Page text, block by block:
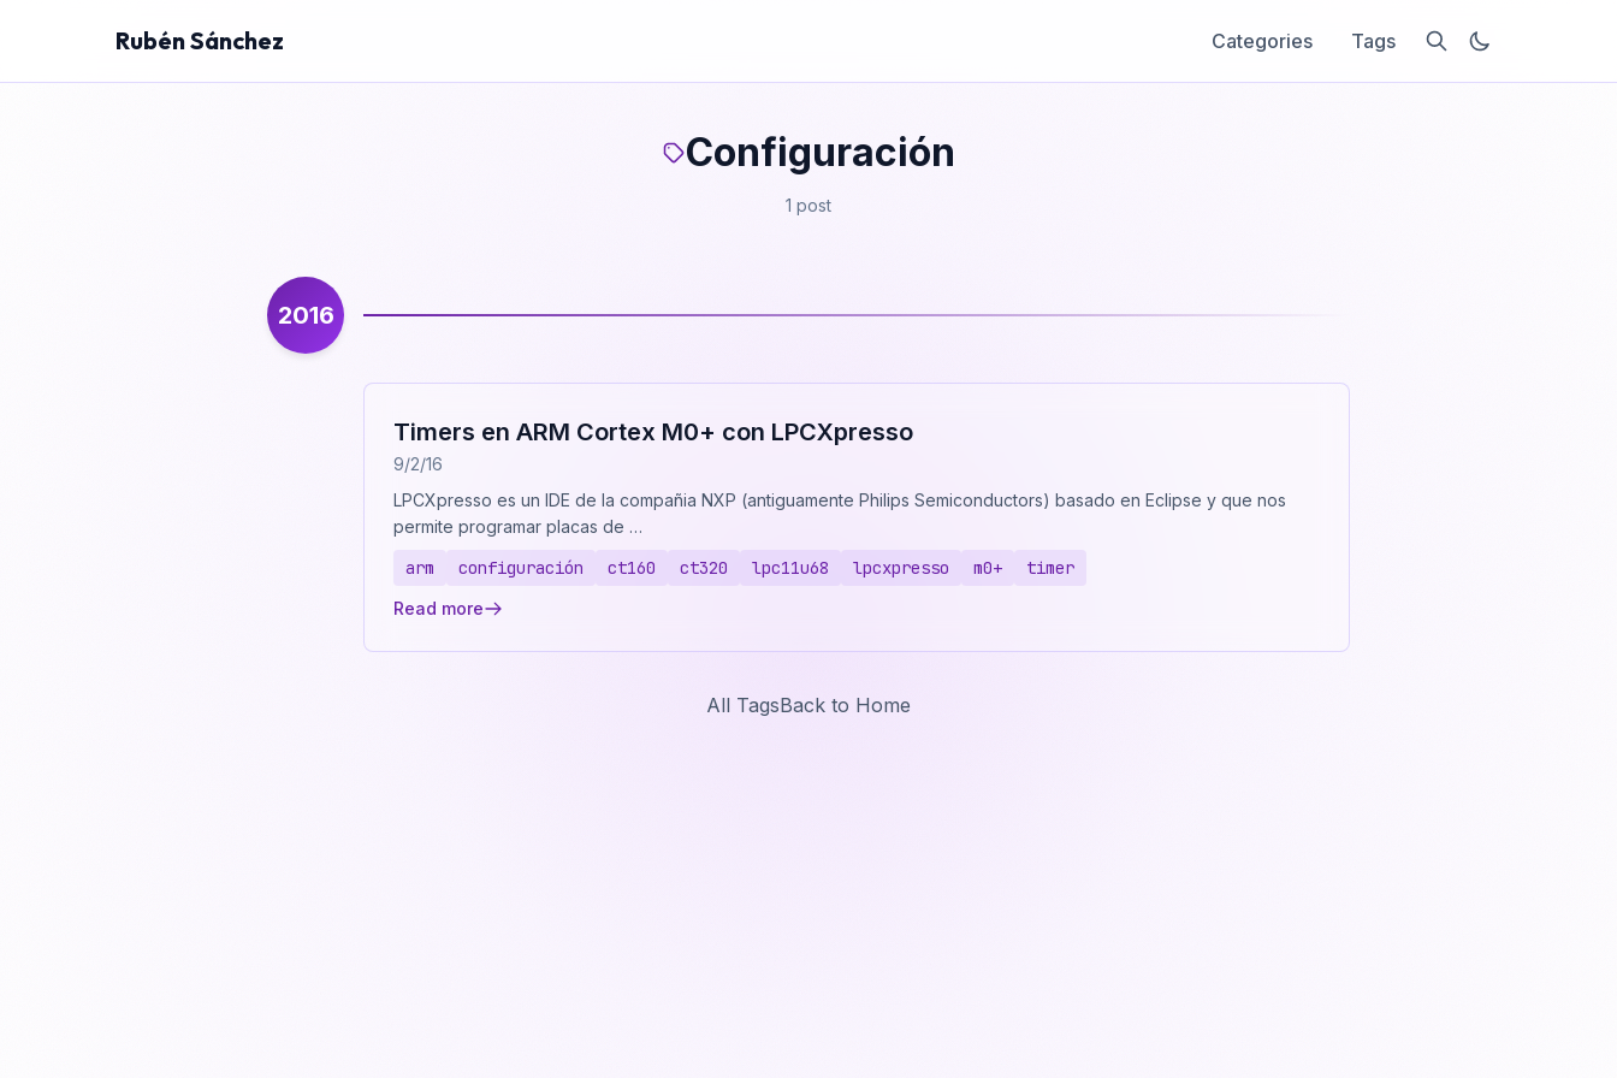
Rubén Sánchez Categories Tags
Configuración
1 post
2016
Timers en ARM Cortex M0+ con LPCXpresso
9/2/16
LPCXpresso es un IDE de la compañia NXP (antiguamente Philips Semiconductors) basado en Eclipse y que nos
permite programar placas de …
arm configuración ct160 ct320 lpc11u68 lpcxpresso m0+ timer
Read more
All TagsBack to Home